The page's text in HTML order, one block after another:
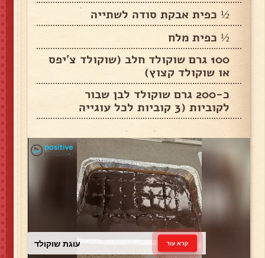
½ כפית אבקת סודה לשתייה
½ כפית מלח
100 גרם שוקולד חלב (שוקולד צ'יפס
או שוקולד קצוץ)
כ-200 גרם שוקולד לבן שבור
לקוביות (3 קוביות לכל עוגייה
עוגת שוקולד קרא עוד